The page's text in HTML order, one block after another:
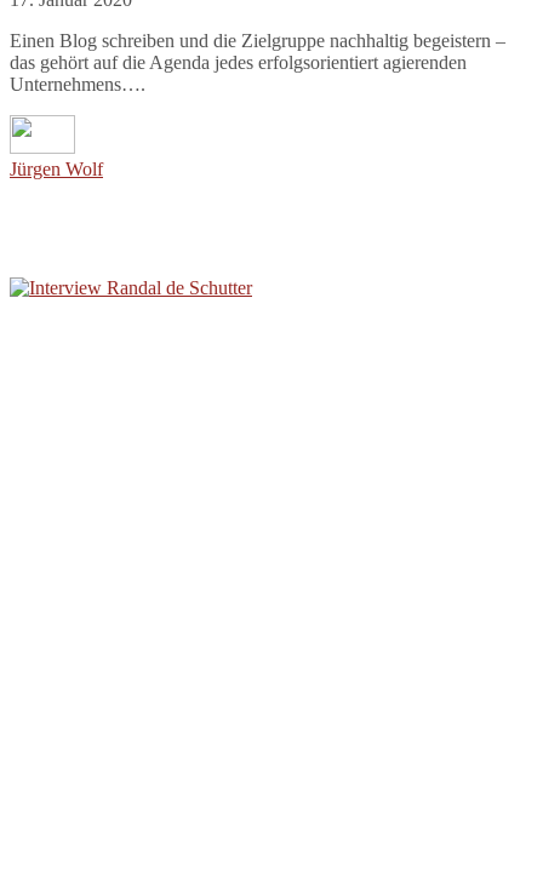
Einen Blog schreiben und die Zielgruppe nachhaltig begeistern –
das gehört auf die Agenda jedes erfolgsorientiert agierenden
Unternehmens….
Jürgen Wolf